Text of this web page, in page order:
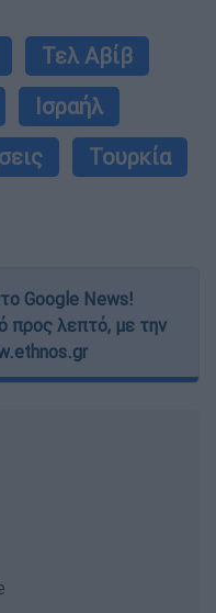
Τελ Αβίβ
Ισραήλ
Τουρκία
Google News!
προς λεπτό, με την